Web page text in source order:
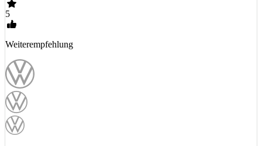
5
Weiterempfehlung